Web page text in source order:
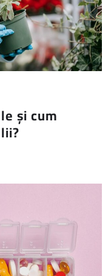
și cum